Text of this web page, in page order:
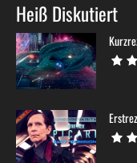
Heiß Diskutiert